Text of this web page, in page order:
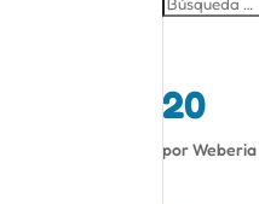
20
porWeberia